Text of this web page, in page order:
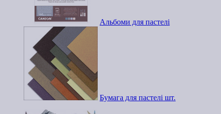
Альбоми для пастелі
Бумага для пастелі шт.